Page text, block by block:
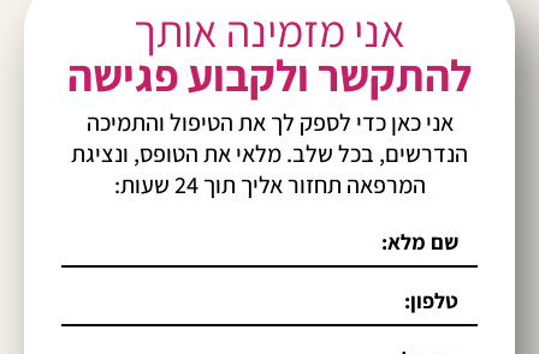
אני מזמינה אותך
להתקשר ולקבוע פגישה
אני כאן כדי לספק לך את הטיפול והתמיכה
הנדרשים, בכל שלב. מלאי את הטופס, ונציגת
המרפאה תחזור אליך תוך 24 שעות: